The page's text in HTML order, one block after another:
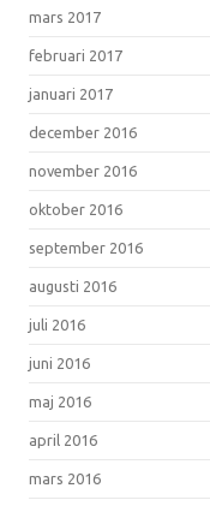
mars 2017
februari 2017
januari 2017
december 2016
november 2016
oktober 2016
september 2016
augusti 2016
juli 2016
juni 2016
maj 2016
april 2016
mars 2016